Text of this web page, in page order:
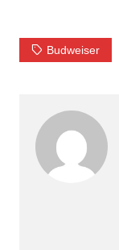
Budweiser